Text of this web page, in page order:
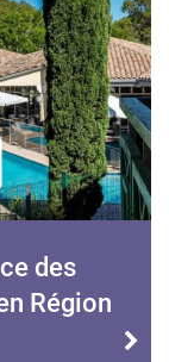
des
Région